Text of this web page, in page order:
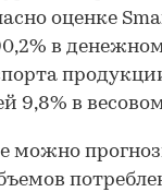
оценке
в
9,8% в
можно